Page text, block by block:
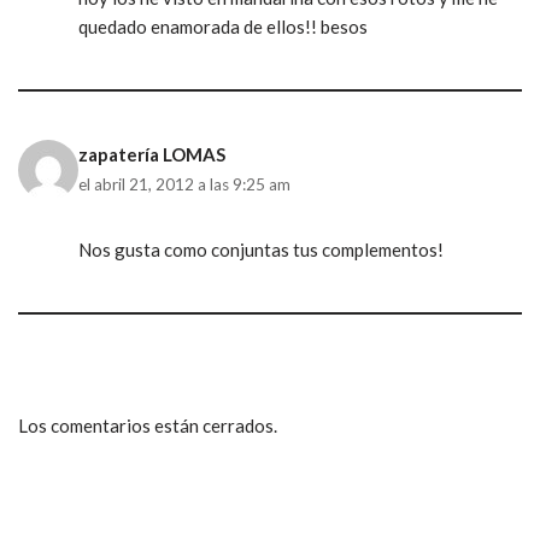
quedado enamorada de ellos!! besos
zapatería LOMAS
el abril 21, 2012 a las 9:25 am
Nos gusta como conjuntas tus complementos!
Los comentarios están cerrados.